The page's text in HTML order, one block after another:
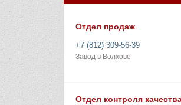
Отдел продаж
+7 (812) 309-56-39
Завод в Волхове
Отдел контроля